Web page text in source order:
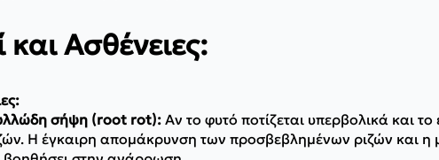
και Ασθένειες:
σήψη (root rot):Αν το φυτό ποτίζεται υπερβολικά και
Η έγκαιρη απομάκρυνση των προσβεβλημένων ριζών και